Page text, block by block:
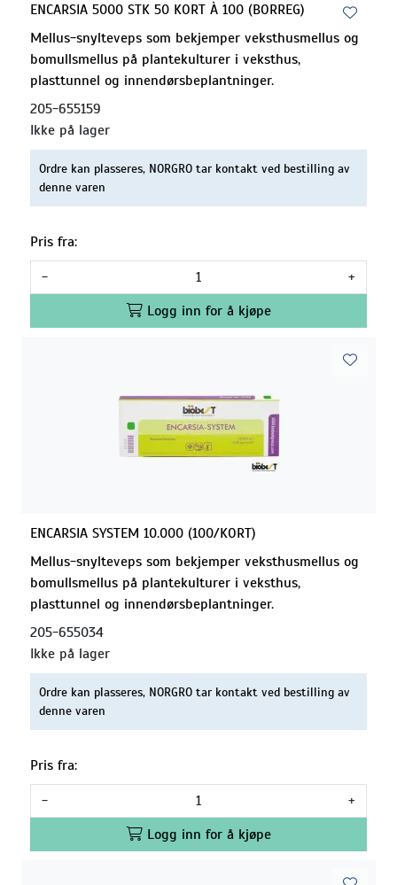
ENCARSIA 5000 STK 50 KORT À 100 (BORREG)
Mellus-snylteveps som bekjemper veksthusmellus og
bomullsmellus på plantekulturer i veksthus,
plasttunnel og innendørsbeplantninger.
205-655159
Ikke på lager
Ordre kan plasseres, NORGRO tar kontakt ved bestilling av
denne varen
Pris fra:
-
+
Logg inn for å kjøpe
ENCARSIA SYSTEM 10.000 (100/KORT)
Mellus-snylteveps som bekjemper veksthusmellus og
bomullsmellus på plantekulturer i veksthus,
plasttunnel og innendørsbeplantninger.
205-655034
Ikke på lager
Ordre kan plasseres, NORGRO tar kontakt ved bestilling av
denne varen
Pris fra:
-
+
Logg inn for å kjøpe